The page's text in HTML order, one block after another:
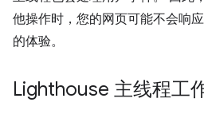
他操作时，您的网页可能不会响
的体验。
Lighthouse 主线程工